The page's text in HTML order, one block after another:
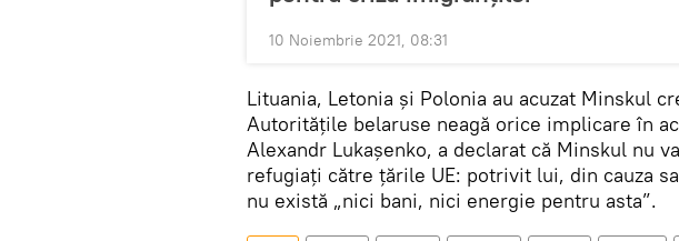
10 Noiembrie 2021, 08:31
Lituania, Letonia și Polonia au acuzat Minskul
Autoritățile belaruse neagă orice implicare în
Alexandr Lukașenko, a declarat că Minskul nu
refugiați către țările UE: potrivit lui, din cauza
nu există „nici bani, nici energie pentru asta”.